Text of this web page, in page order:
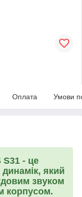
Оплата Умови
S31 - це
який
звуком
корпусом.